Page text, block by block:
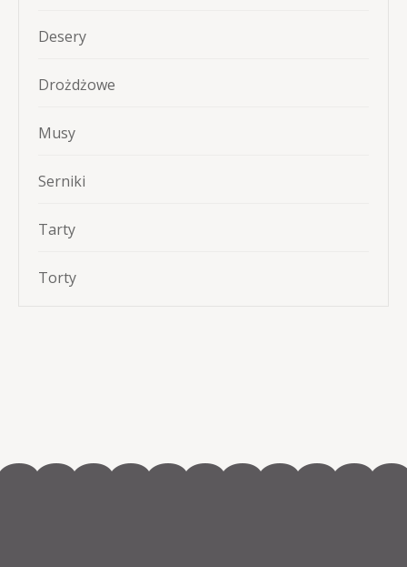
Desery
Drożdżowe
Musy
Serniki
Tarty
Torty